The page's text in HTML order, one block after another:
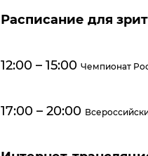
Расписание для
12:00 – 15:00 Чемпионат
17:00 – 20:00